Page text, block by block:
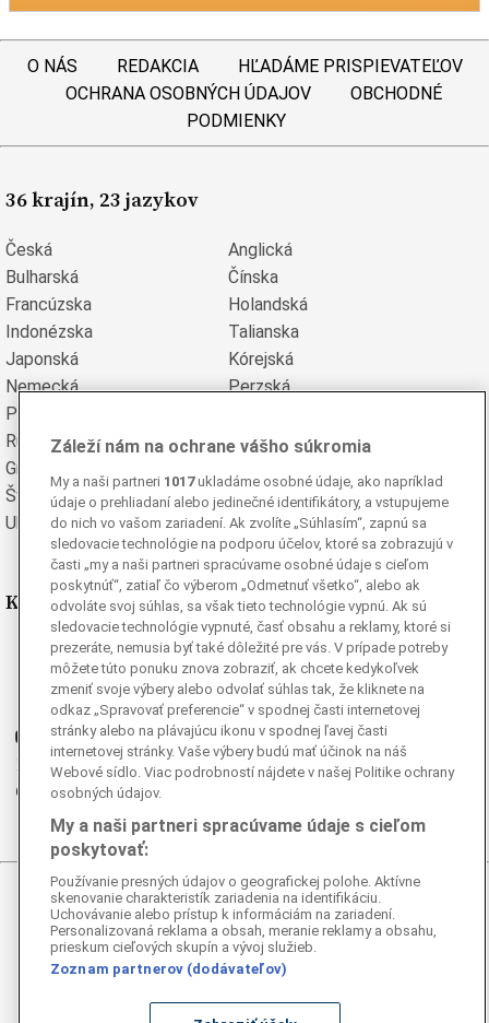
O NÁS REDAKCIA
HĽADÁME PRISPIEVATEĽOV
OCHRANA OSOBNÝCH ÚDAJOV
OBCHODNÉ
PODMIENKY
36 krajín, 23 jazykov
Česká
Anglická
Bulharská
Čínska
Francúzska
Holandská
Indonézska
Talianska
Japonská
Kórejská
Nemecká
Perzská
Poľská
Rumunská
Ruská
Grécka
Švédska
Turecká
Ukrajinská
Vietnamská
Kde nás nájdete
Facebook
Instagram
Ganjing
Youtube
Twitter
Telegram
RSS
© 2026 Epoch Times Slovensko
Všetky práva vyhradené. Publikovanie alebo ďalšie šírenie
správ a fotografií zo zdrojov TASR je bez
autorského zákona.
Záleží nám na ochrane vášho súkromia
My a naši partneri 1017ukladáme osobné údaje, ako napríklad
údaje o prehliadaní alebo jedinečné identifikátory, a vstupujeme
do nich vo vašom zariadení. Ak zvolíte „Súhlasím“, zapnú sa
sledovacie technológie na podporu účelov, ktoré sa zobrazujú v
časti „my a naši partneri spracúvame osobné údaje s cieľom
poskytnúť“, zatiaľ čo výberom „Odmetnuť všetko“, alebo ak
odvoláte svoj súhlas, sa však tieto technológie vypnú. Ak sú
sledovacie technológie vypnuté, časť obsahu a reklamy, ktoré si
prezeráte, nemusia byť také dôležité pre vás. V prípade potreby
môžete túto ponuku znova zobraziť, ak chcete kedykoľvek
zmeniť svoje výbery alebo odvolať súhlas tak, že kliknete na
odkaz „Spravovať preferencie“ v spodnej časti internetovej
stránky alebo na plávajúcu ikonu v spodnej ľavej časti
internetovej stránky. Vaše výbery budú mať účinok na náš
Webové sídlo. Viac podrobností nájdete v našej Politike ochrany
osobných údajov.
My a naši partneri spracúvame údaje s cieľom
poskytovať:
Používanie presných údajov o geografickej polohe. Aktívne
skenovanie charakteristík zariadenia na identifikáciu.
Uchovávanie alebo prístup k informáciám na zariadení.
Personalizovaná reklama a obsah, meranie reklamy a obsahu,
prieskum cieľových skupín a vývoj služieb.
Zoznam partnerov (dodávateľov)